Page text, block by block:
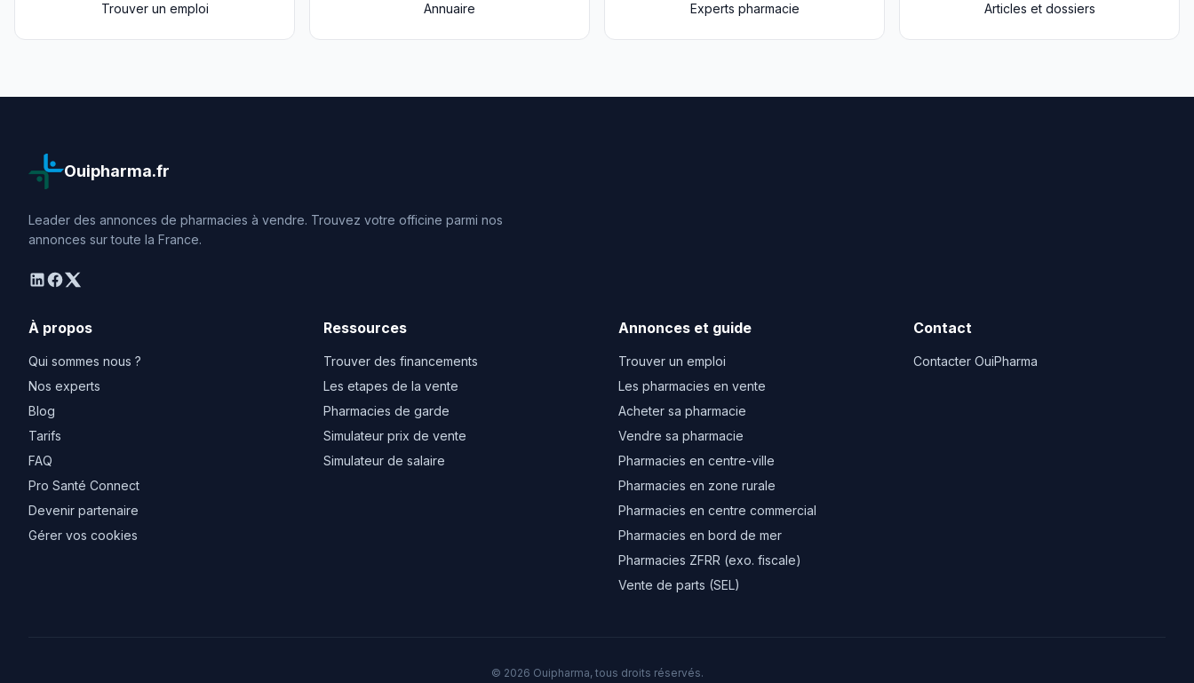
Trouver un emploi Annuaire Experts pharmacie Articles et dossiers
Ouipharma.fr
Leader des annonces de pharmacies à vendre. Trouvez votre officine parmi nos
annonces sur toute la France.
linkedin
facebook
twitter
À propos
Qui sommes nous ?
Nos experts
Blog
Tarifs
FAQ
Pro Santé Connect
Devenir partenaire
Gérer vos cookies
Ressources
Trouver des financements
Les etapes de la vente
Pharmacies de garde
Simulateur prix de vente
Simulateur de salaire
Annonces et guide
Trouver un emploi
Les pharmacies en vente
Acheter sa pharmacie
Vendre sa pharmacie
Pharmacies en centre-ville
Pharmacies en zone rurale
Pharmacies en centre commercial
Pharmacies en bord de mer
Pharmacies ZFRR (exo. fiscale)
Vente de parts (SEL)
Contact
Contacter OuiPharma
© 2026 Ouipharma, tous droits réservés.